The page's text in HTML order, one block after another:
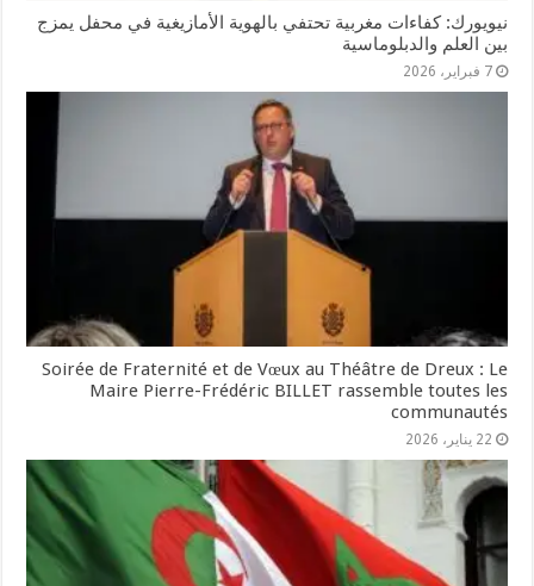
نيويورك: كفاءات مغربية تحتفي بالهوية الأمازيغية في محفل يمزج
بين العلم والدبلوماسية
7 فبراير، 2026
Soirée de Fraternité et de Vœux au Théâtre de Dreux : Le
Maire Pierre-Frédéric BILLET rassemble toutes les
communautés
22 يناير، 2026